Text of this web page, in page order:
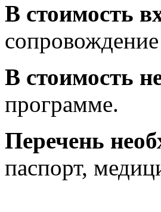
В стоимость
В стоимость
программе.
Перечень
паспорт,